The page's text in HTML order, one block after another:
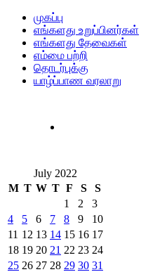
முகப்பு
எங்களது உறுப்பினர்கள்
எங்களது தேவைகள்
எம்மை பற்றி
தொடர்புக்கு
யாழ்ப்பாண வரலாறு
July 2022
M T W T F S
S
1
2
3
4
5 6 7 8 9
10
11 12 13 14 15 16 17
18 19 20 21 22 23 24
25 26 27 28 29 30 31